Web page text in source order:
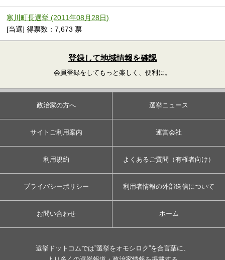
寒川町長選挙 (2011年08月28日)
[当選] 得票数：7,673 票
登録して地域情報を確認
会員登録をしてもっと楽しく、便利に。
政治家の方へ 選挙ニュース
サイトご利用案内 運営会社
利用規約 よくあるご質問（有権者向け）
プライバシーポリシー 利用者情報の外部送信について
お問い合わせ ホーム
選挙ドットコムでは”選挙をオモシロク”を合言葉に、